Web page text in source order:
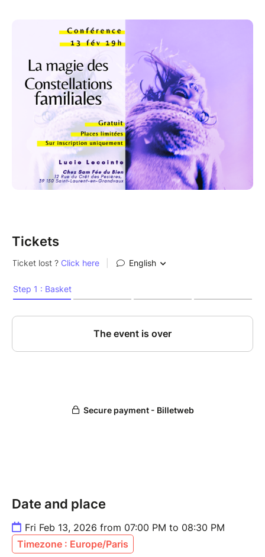
Pour bien faire, Sam nous accueille dans son espace
bien-être à Saint Laurent en Grandvaux! Bienvenue !
www.lucielecointe.com
lucie@lucielecointe.com
Tickets
Date and place
Fri Feb 13, 2026 from 07:00 PM to 08:30 PM
Timezone : Europe/Paris